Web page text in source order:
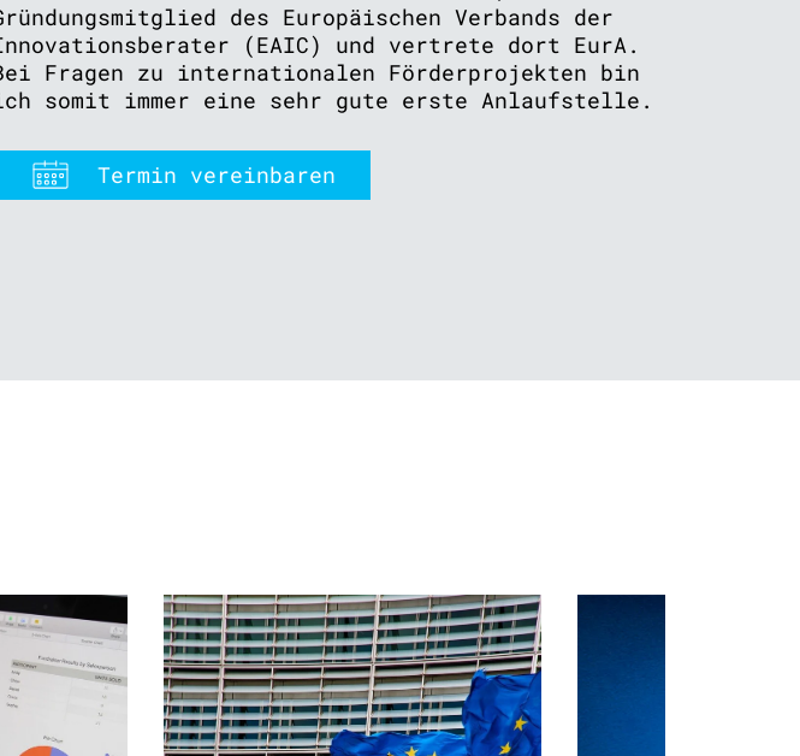
des Europäischen Verbands der
(EAIC) und vertrete dort EurA.
Fragen zu internationalen Förderprojekten bin
somit immer eine sehr gute erste Anlaufstelle.
Termin vereinbaren